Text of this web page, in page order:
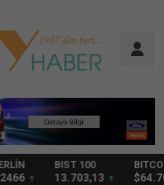
100 BITCOIN
$64.705 95,36